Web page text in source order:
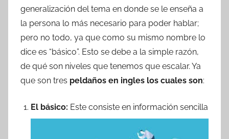
generalización del tema en donde se le enseña a
la persona lo más necesario para poder hablar;
pero no todo, ya que como su mismo nombre lo
dice es “básico”. Esto se debe a la simple razón,
de qué son niveles que tenemos que escalar. Ya
que son tres peldaños en ingles los cuales son:
El básico: Este consiste en información sencilla